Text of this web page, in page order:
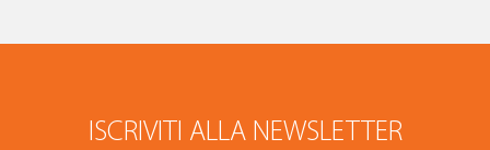
ISCRIVITI ALLA NEWSLETTER